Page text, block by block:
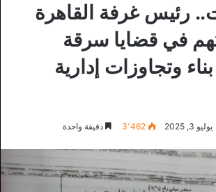
رئيس غرفة القاهرة
في قضايا سرقة
وتجاوزات إدارية
يوليو 3, 2025 3٬462 دقيقة واحدة